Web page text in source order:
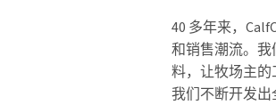
40 多年来，
和销售潮流。
料，让牧场主的
我们不断开发